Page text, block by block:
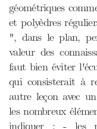
géométriques
et polyèdres
", dans le plan,
valeur des
faut bien éviter
qui consisterait à
autre leçon avec
les nombreux
indiquer : - les